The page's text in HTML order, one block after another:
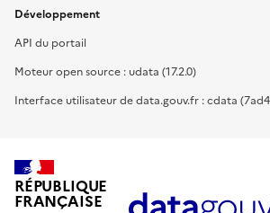
Développement
API du portail
Moteur open source : udata (17.2.0)
Interface utilisateur de data.gouv.fr : cdata
RÉPUBLIQUE
FRANÇAISE